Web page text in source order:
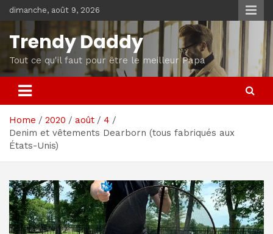
Skip
to
content
dimanche, août 9, 2026
Trendy Daddy
Tout ce qu'il faut pour être le meilleur Papa
Home 2020 août
4
Denim et vêtements Dearborn (tous fabriqués aux
États-Unis)